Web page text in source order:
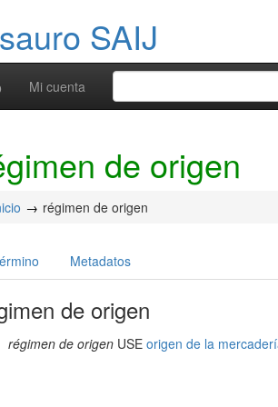
SAIJ
Mi cuenta
de origen
régimen de origen
Metadatos
de origen
régimen de origen USEorigen de la